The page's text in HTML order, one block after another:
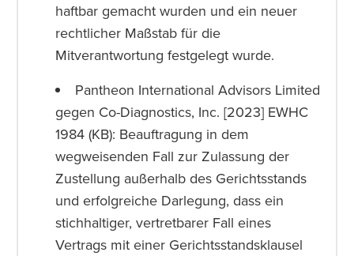
haftbar gemacht wurden und ein neuer
rechtlicher Maßstab für die
Mitverantwortung festgelegt wurde.
Pantheon International Advisors Limited
gegen Co-Diagnostics, Inc. [2023] EWHC
1984 (KB): Beauftragung in dem
wegweisenden Fall zur Zulassung der
Zustellung außerhalb des Gerichtsstands
und erfolgreiche Darlegung, dass ein
stichhaltiger, vertretbarer Fall eines
Vertrags mit einer Gerichtsstandsklausel